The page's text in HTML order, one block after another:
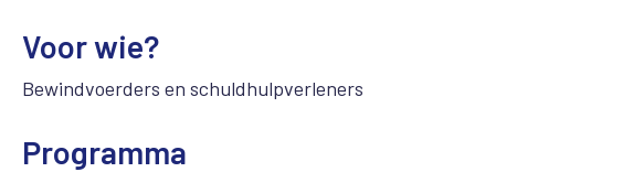
Voor wie?
Bewindvoerders en schuldhulpverleners
Programma